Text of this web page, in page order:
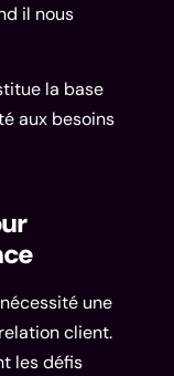
il nous
la base
aux besoins
une
client.
les défis